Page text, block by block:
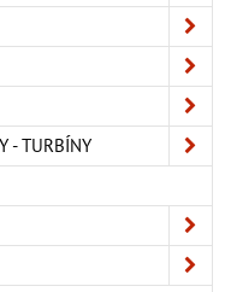
- TURBÍNY